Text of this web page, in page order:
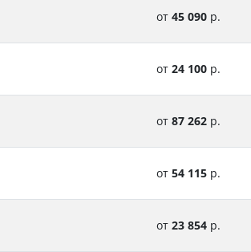
от 45 090р.
от 24 100р.
от 87 262р.
от 54 115р.
от 23 854р.